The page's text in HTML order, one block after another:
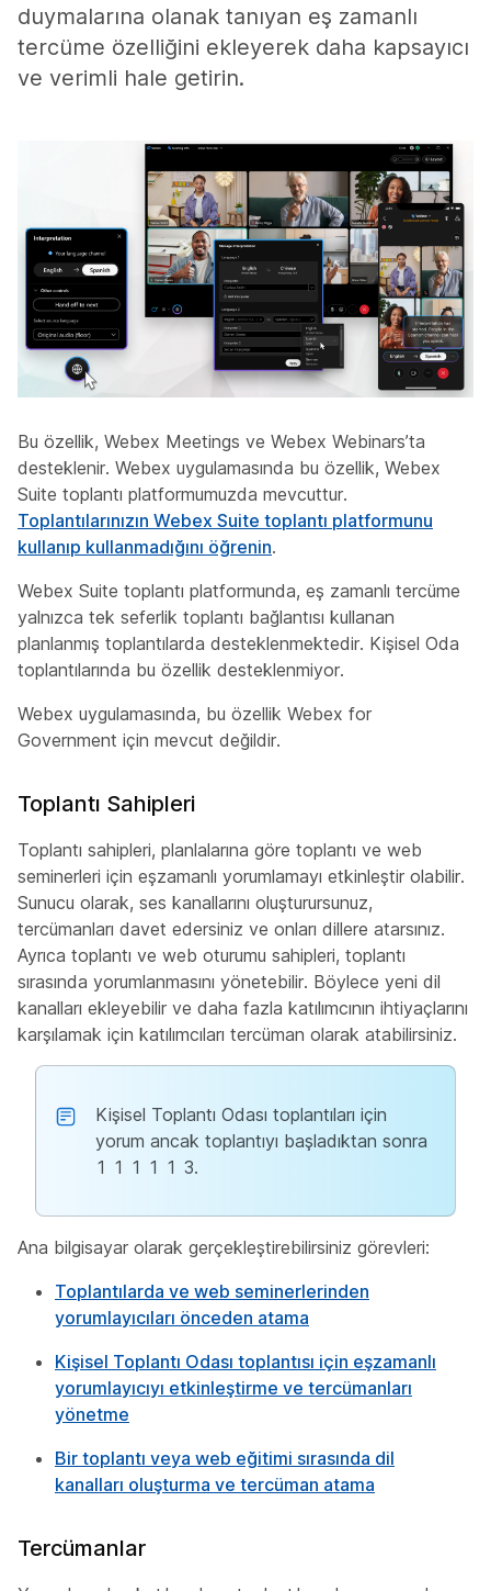
duymalarına olanak tanıyan eş zamanlı
tercüme özelliğini ekleyerek daha kapsayıcı
ve verimli hale getirin.
Bu özellik, Webex Meetings ve Webex Webinars’ta
desteklenir. Webex uygulamasında bu özellik, Webex
Suite toplantı platformumuzda mevcuttur.
Toplantılarınızın Webex Suite toplantı platformunu
kullanıp kullanmadığını öğrenin.
Webex Suite toplantı platformunda, eş zamanlı tercüme
yalnızca tek seferlik toplantı bağlantısı kullanan
planlanmış toplantılarda desteklenmektedir. Kişisel Oda
toplantılarında bu özellik desteklenmiyor.
Webex uygulamasında, bu özellik Webex for
Government için mevcut değildir.
Toplantı Sahipleri
Toplantı sahipleri, planlalarına göre toplantı ve web
seminerleri için eşzamanlı yorumlamayı etkinleştir olabilir.
Sunucu olarak, ses kanallarını oluşturursunuz,
tercümanları davet edersiniz ve onları dillere atarsınız.
Ayrıca toplantı ve web oturumu sahipleri, toplantı
sırasında yorumlanmasını yönetebilir. Böylece yeni dil
kanalları ekleyebilir ve daha fazla katılımcının ihtiyaçlarını
karşılamak için katılımcıları tercüman olarak atabilirsiniz.
Kişisel Toplantı Odası toplantıları için
yorum ancak toplantıyı başladıktan sonra
1 1 1 1 1 3.
Ana bilgisayar olarak gerçekleştirebilirsiniz görevleri:
Toplantılarda ve web seminerlerinden
yorumlayıcıları önceden atama
Kişisel Toplantı Odası toplantısı için eşzamanlı
yorumlayıcıyı etkinleştirme ve tercümanları
yönetme
Bir toplantı veya web eğitimi sırasında dil
kanalları oluşturma ve tercüman atama
Tercümanlar